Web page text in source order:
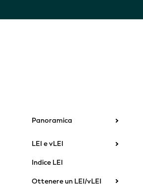
Panoramica
LEI e vLEI
Indice LEI
Ottenere un LEI/vLEI